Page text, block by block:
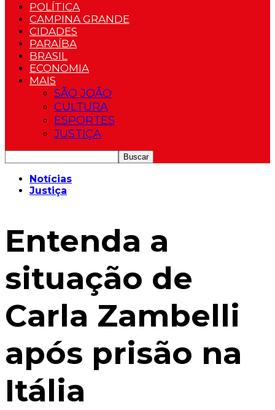
POLÍTICA
CAMPINA GRANDE
CIDADES
PARAÍBA
BRASIL
ECONOMIA
MAIS
SÃO JOÃO
CULTURA
ESPORTES
JUSTIÇA
Notícias
Justiça
Entenda a
situação de
Carla Zambelli
após prisão na
Itália